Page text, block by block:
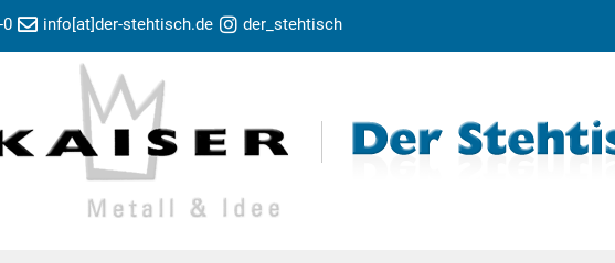
0 info[at]der-stehtisch.de der_stehtisch